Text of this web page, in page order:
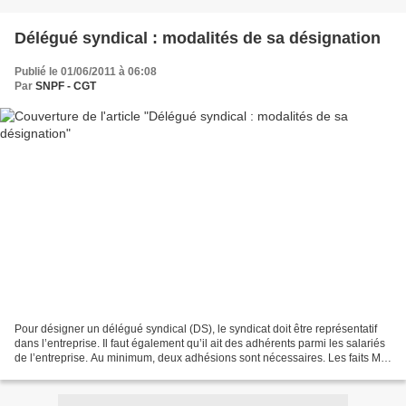
Délégué syndical : modalités de sa désignation
Publié le 01/06/2011 à 06:08
Par SNPF - CGT
Pour désigner un délégué syndical (DS), le syndicat doit être représentatif
dans l’entreprise. Il faut également qu’il ait des adhérents parmi les salariés
de l’entreprise. Au minimum, deux adhésions sont nécessaires. Les faits M.